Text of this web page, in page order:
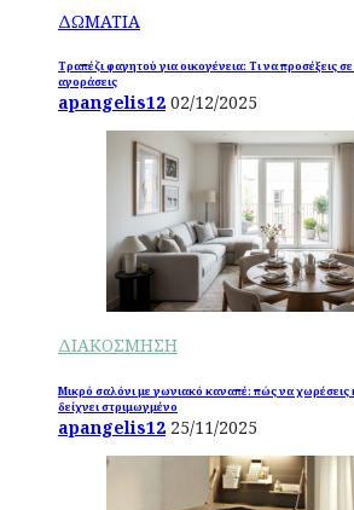
ΔΩΜΑΤΙΑ
Τραπέζι φαγητού για οικογένεια: Τι να προσέξεις
αγοράσεις
apangelis12 02/12/2025
ΔΙΑΚΟΣΜΗΣΗ
Μικρό σαλόνι με γωνιακό καναπέ: πώς να χωρέσεις
δείχνει στριμωγμένο
apangelis12 25/11/2025